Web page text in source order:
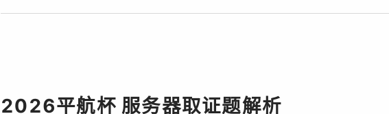
2026平航杯 服务器取证题解析